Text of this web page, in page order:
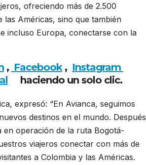
ofreciendo más de 2.500
Américas, sino que también
incluso Europa, conectarse con la
, Facebook, Instagram
haciendo un solo clic.
expresó: “En Avianca, seguimos
destinos en el mundo. Después
operación de la ruta Bogotá-
viajeros conectar con más de
a Colombia y las Américas.